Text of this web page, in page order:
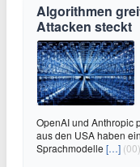
Algorithmen
Attacken steckt
OpenAI und Anthropic
aus den USA haben
Sprachmodelle […] (00)